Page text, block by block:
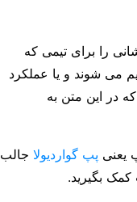
را برای تیمی که
می شوند و یا عملکرد
در این متن به
یعنی پپ گواردیولا جالب
بگیرید.